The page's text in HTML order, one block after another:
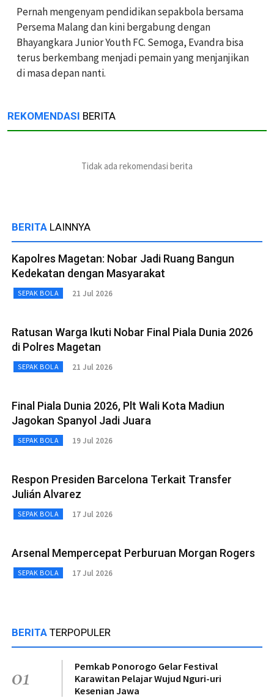
Pernah mengenyam pendidikan sepakbola bersama
Persema Malang dan kini bergabung dengan
Bhayangkara Junior Youth FC. Semoga, Evandra bisa
terus berkembang menjadi pemain yang menjanjikan
di masa depan nanti.
REKOMENDASI BERITA
Tidak ada rekomendasi berita
BERITA LAINNYA
Kapolres Magetan: Nobar Jadi Ruang Bangun
Kedekatan dengan Masyarakat
SEPAK BOLA 21 Jul 2026
Ratusan Warga Ikuti Nobar Final Piala Dunia 2026
di Polres Magetan
SEPAK BOLA 21 Jul 2026
Final Piala Dunia 2026, Plt Wali Kota Madiun
Jagokan Spanyol Jadi Juara
SEPAK BOLA 19 Jul 2026
Respon Presiden Barcelona Terkait Transfer
Julián Alvarez
SEPAK BOLA 17 Jul 2026
Arsenal Mempercepat Perburuan Morgan Rogers
SEPAK BOLA 17 Jul 2026
BERITA TERPOPULER
01
Pemkab Ponorogo Gelar Festival
Karawitan Pelajar Wujud Nguri-uri
Kesenian Jawa